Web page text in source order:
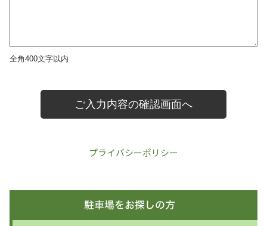
プライバシーポリシー